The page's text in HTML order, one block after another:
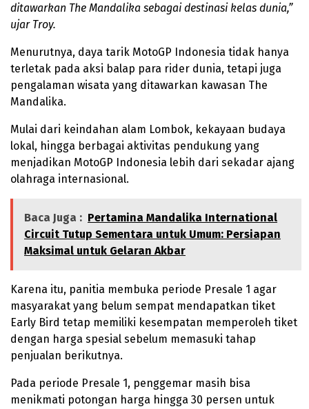
ditawarkan The Mandalika sebagai destinasi kelas dunia,”
ujar Troy.
Menurutnya, daya tarik MotoGP Indonesia tidak hanya
terletak pada aksi balap para rider dunia, tetapi juga
pengalaman wisata yang ditawarkan kawasan The
Mandalika.
Mulai dari keindahan alam Lombok, kekayaan budaya
lokal, hingga berbagai aktivitas pendukung yang
menjadikan MotoGP Indonesia lebih dari sekadar ajang
olahraga internasional.
Baca Juga : Pertamina Mandalika International
Circuit Tutup Sementara untuk Umum: Persiapan
Maksimal untuk Gelaran Akbar
Karena itu, panitia membuka periode Presale 1 agar
masyarakat yang belum sempat mendapatkan tiket
Early Bird tetap memiliki kesempatan memperoleh tiket
dengan harga spesial sebelum memasuki tahap
penjualan berikutnya.
Pada periode Presale 1, penggemar masih bisa
menikmati potongan harga hingga 30 persen untuk